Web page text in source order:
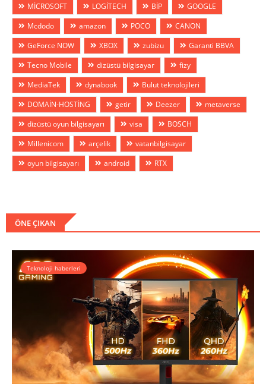
MİCROSOFT
LOGİTECH BİP
GOOGLE
Mcdodo
amazon POCO
CANON
GeForce NOW
XBOX zubizu
Garanti BBVA
Tecno Mobile
dizüstü bilgisayar
fizy
MediaTek
dynabook
Bulut teknolojileri
DOMAİN-HOSTİNG
getir Deezer
metaverse
dizüstü oyun bilgisayarı
visa
BOSCH
Millenicom
arçelik
vatanbilgisayar
oyun bilgisayarı
android RTX
ÖNE ÇIKAN
Teknoloji haberleri